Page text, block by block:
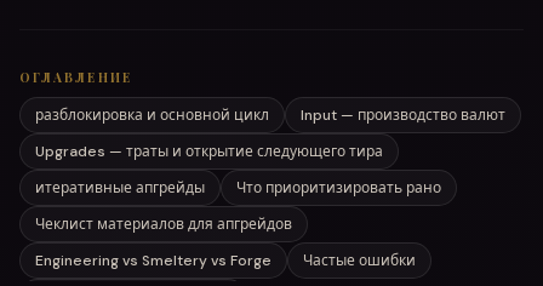
ОГЛАВЛЕНИЕ
разблокировка и основной цикл
Input — производство валют
Upgrades — траты и открытие следующего тира
итеративные апгрейды
Что приоритизировать рано
Чеклист материалов для апгрейдов
Engineering vs Smeltery vs Forge
Частые ошибки